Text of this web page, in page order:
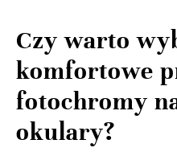
Czy warto
komfortowe
fotochromy
okulary?